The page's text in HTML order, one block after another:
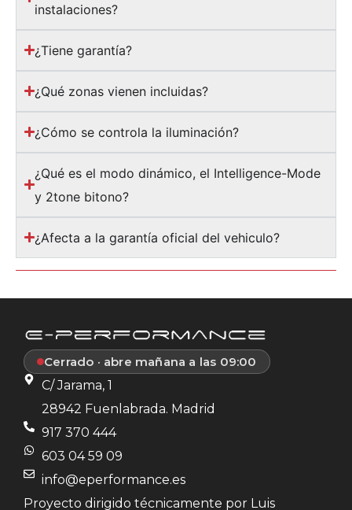
instalaciones?
¿Tiene garantía?
¿Qué zonas vienen incluidas?
¿Cómo se controla la iluminación?
¿Qué es el modo dinámico, el Intelligence-Mode
y 2tone bitono?
¿Afecta a la garantía oficial del vehiculo?
Cerrado · abre mañana a las 09:00
C/ Jarama, 1
28942 Fuenlabrada. Madrid
917 370 444
603 04 59 09
info@eperformance.es
Proyecto dirigido técnicamente por Luis